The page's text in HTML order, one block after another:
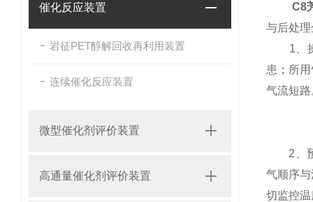
催化反应装置
岩征PET醇解回收再利用装置
连续催化反应装置
微型催化剂评价装置
高通量催化剂评价装置
C8
与后处
1、操
患；所
气流短
2、预
气顺序
切监控